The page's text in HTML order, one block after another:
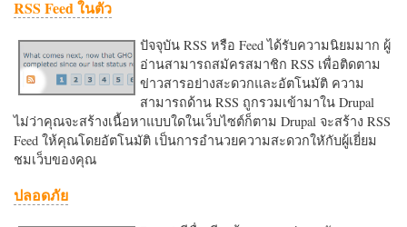
RSS Feed ในตัว
ปัจจุบัน RSS หรือ Feed ได้รับความนิยมมาก ผู้
อ่านสามารถสมัครสมาชิก RSS เพื่อติดตาม
ข่าวสารอย่างสะดวกและอัตโนมัติ ความ
สามารถด้าน RSS ถูกรวมเข้ามาใน Drupal
ไม่ว่าคุณจะสร้างเนื้อหาแบบใดในเว็บไซต์ก็ตาม Drupal จะสร้าง RSS
Feed ให้คุณโดยอัตโนมัติ เป็นการอำนวยความสะดวกใหักับผู้เยี่ยม
ชมเว็บของคุณ
ปลอดภัย